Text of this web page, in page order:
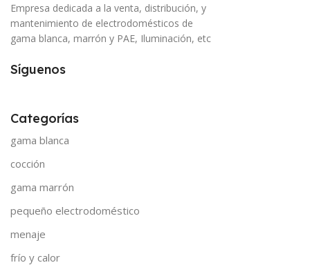
Empresa dedicada a la venta, distribución, y
mantenimiento de electrodomésticos de
gama blanca, marrón y PAE, Iluminación, etc
Síguenos
Categorías
gama blanca
cocción
gama marrón
pequeño electrodoméstico
menaje
frío y calor